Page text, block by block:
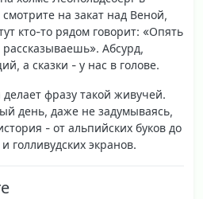
на закат над Веной,
кто-то рядом говорит: «Опять
рассказываешь». Абсурд,
а сказки - у нас в голове.
фразу такой живучей.
день, даже не задумываясь,
- от альпийских буков до
голливудских экранов.